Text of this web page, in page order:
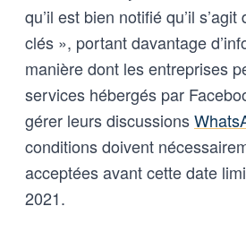
qu’il est bien notifié qu’il
clés », portant davantage
manière dont les entreprises
services hébergés par
gérer leurs discussions
conditions doivent
acceptées avant cette date
2021.